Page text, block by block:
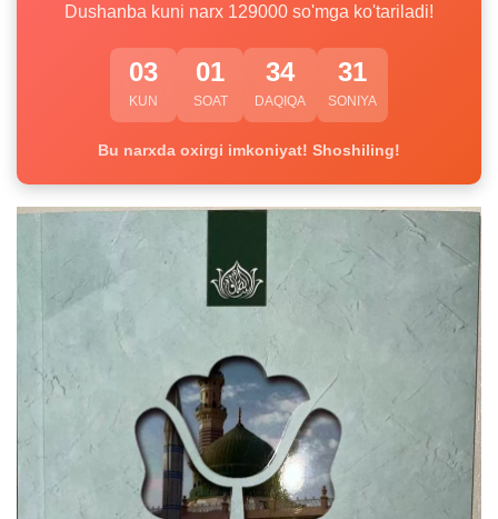
Dushanba kuni narx 129000 so'mga ko'tariladi!
03
KUN
01
SOAT
34
DAQIQA
31
SONIYA
Bu narxda oxirgi imkoniyat! Shoshiling!